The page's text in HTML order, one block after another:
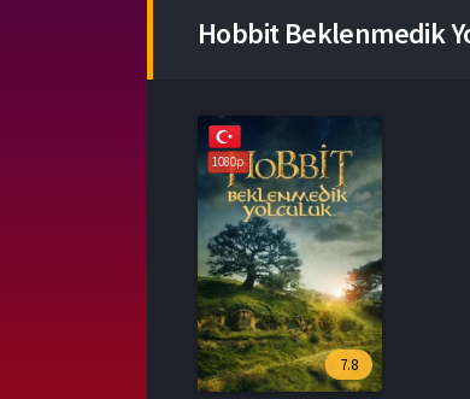
Hobbit Beklenmedik
1080p
7.8